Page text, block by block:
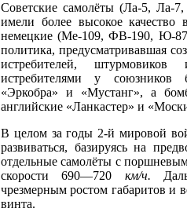
Советские самолёты (Ла-5,
имели более высокое
немецкие (Ме-109, ФВ-190, Ю-87
политика, предусматривавшая
истребителей,
истребителями у союзников
«Эркобра» и «Мустанг», а
английские «Ланкастер» и
В целом за годы 2-й мировой
развиваться, базируясь на
отдельные самолёты с
скорости 690—720 км/ч.
чрезмерным ростом габаритов и
винта.